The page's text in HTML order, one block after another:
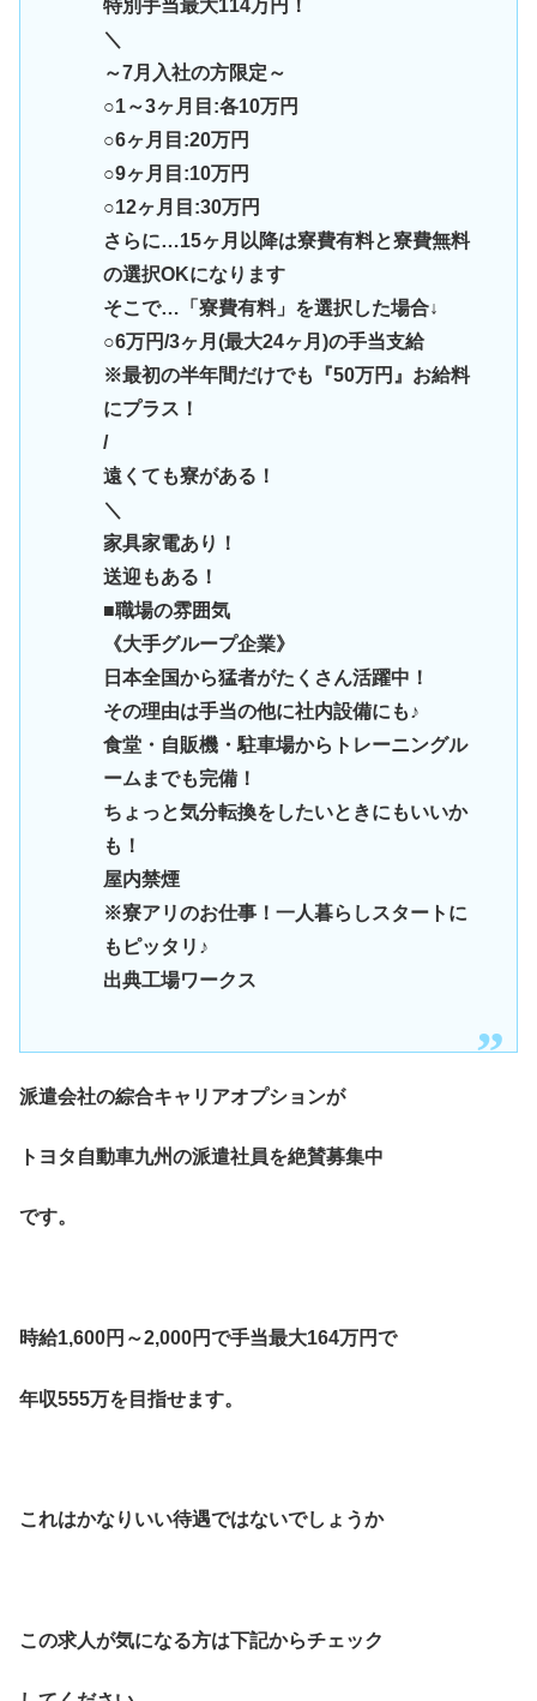
特別手当最大114万円！
＼
～7月入社の方限定～
○1～3ヶ月目:各10万円
○6ヶ月目:20万円
○9ヶ月目:10万円
○12ヶ月目:30万円
さらに…15ヶ月以降は寮費有料と寮費無料
の選択OKになります
そこで…「寮費有料」を選択した場合↓
○6万円/3ヶ月(最大24ヶ月)の手当支給
※最初の半年間だけでも『50万円』お給料
にプラス！
/
遠くても寮がある！
＼
家具家電あり！
送迎もある！
■職場の雰囲気
《大手グループ企業》
日本全国から猛者がたくさん活躍中！
その理由は手当の他に社内設備にも♪
食堂・自販機・駐車場からトレーニングル
ームまでも完備！
ちょっと気分転換をしたいときにもいいか
も！
屋内禁煙
※寮アリのお仕事！一人暮らしスタートに
もピッタリ♪
出典工場ワークス
派遣会社の綜合キャリアオプションが
トヨタ自動車九州の派遣社員を絶賛募集中
です。
時給1,600円～2,000円で手当最大164万円で
年収555万を目指せます。
これはかなりいい待遇ではないでしょうか
この求人が気になる方は下記からチェック